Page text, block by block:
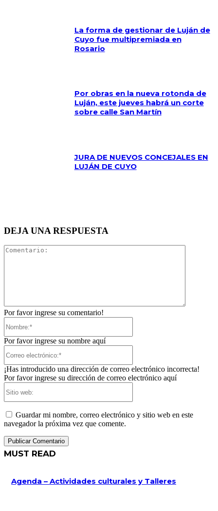
La forma de gestionar de Luján de
Cuyo fue multipremiada en
Rosario
Por obras en la nueva rotonda de
Luján, este jueves habrá un corte
sobre calle San Martín
JURA DE NUEVOS CONCEJALES EN
LUJÁN DE CUYO
DEJA UNA RESPUESTA
Por favor ingrese su comentario!
Por favor ingrese su nombre aquí
¡Has introducido una dirección de correo electrónico incorrecta!
Por favor ingrese su dirección de correo electrónico aquí
Guardar mi nombre, correo electrónico y sitio web en este
navegador la próxima vez que comente.
MUST READ
Agenda – Actividades culturales y Talleres